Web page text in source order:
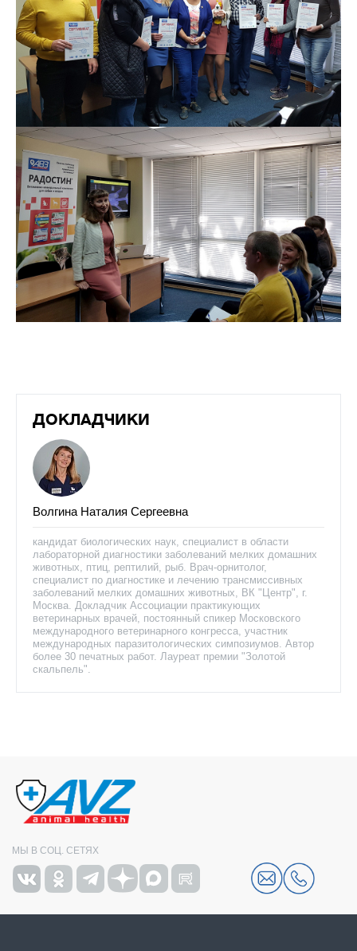
ДОКЛАДЧИКИ
Волгина Наталия Сергеевна
кандидат биологических наук, специалист в области
лабораторной диагностики заболеваний мелких домашних
животных, птиц, рептилий, рыб. Врач-орнитолог,
специалист по диагностике и лечению трансмиссивных
заболеваний мелких домашних животных, ВК "Центр", г.
Москва. Докладчик Ассоциации практикующих
ветеринарных врачей, постоянный спикер Московского
международного ветеринарного конгресса, участник
международных паразитологических симпозиумов. Автор
более 30 печатных работ. Лауреат премии "Золотой
скальпель".
МЫ В СОЦ. СЕТЯХ